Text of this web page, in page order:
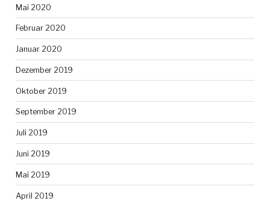
Mai 2020
Februar 2020
Januar 2020
Dezember 2019
Oktober 2019
September 2019
Juli 2019
Juni 2019
Mai 2019
April 2019